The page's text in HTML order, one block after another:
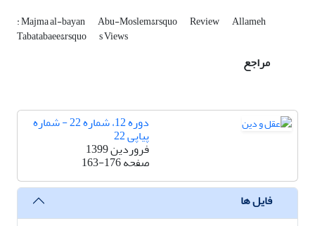
: Majma al-bayan Abu-Moslem&rsquo Review Allameh
Tabatabaee&rsquo s Views
مراجع
دوره 12، شماره 22 - شماره
پیاپی 22
فروردین 1399
صفحه163-176
فایل ها